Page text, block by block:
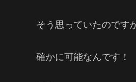
そう思っていたのです
確かに可能なんです！